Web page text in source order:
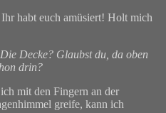
habt euch amüsiert! Holt mich
Decke? Glaubst du, da oben
drin?
mit den Fingern an der
greife, kann ich